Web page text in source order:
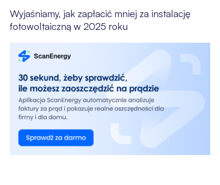
Wyjaśniamy, jak zapłacić mniej za instalację
fotowoltaiczną w 2025 roku